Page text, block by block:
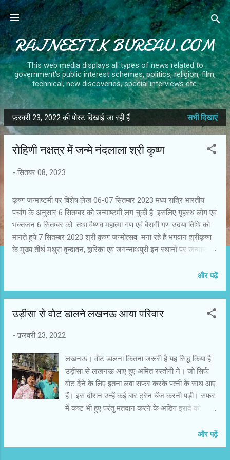
सीधे मुख्य सामग्री पर जाएं
RAJNEETIK BUREAU.COM
This web media displays all types of news related to
government's public interest schemes, politics, religion, film,
technical, new discoveries, special interviews etc.
सं
दे
फ़रवरी 23, 2022 की पोस्ट दिखाई जा रही हैं सभी दिखाएं
रोहिणी नक्षत्र में जन्मे नंदलाला श्री कृष्ण
- सितंबर 08, 2023
कृष्ण जन्माष्टमी पर विशेष लेख 06-07 सितम्बर 2023 मध्य रात्रि भारतीय
पचांग के अनुसार 6 सितम्बर को जन्माष्टमी लग चुकी है इसलिए गृहस्थ लोग एवं
भक्तजन 6 सितम्बर को तथा वैष्णव महात्मा गण एवं बैरागी गण उदया तिथि को
मानते हुये 7 सितम्बर 2023 श्री कृष्ण जन्मोत्सव मना रहे हैं भगवान श्रीकृष्ण
के मुख्य तीर्थ मथुरा वृन्दावन, द्वारिका एवं जगन्नाथपुरी इन स्थानों पर जन्माष्टमी
जन्म के समय मुख्य रूप से भादो मास के कृष्ण पक्ष अष्टमी तथा सूर्यदेव को सिंह
मनाया जाता है। वसुदेवसुतं देवं कंसचाणूरमर्दनम। देवकीपरमानन्दं कृष्णं वन्दे
जगद्गुरुम॥ यह मंत्र अपने आप में कृष्ण का पूरा परिचय देता है, कृष्ण वासुदेव के
हम सबके जगत के गुरू है उनको कोटिश नमन एवं अपने से जोड़े रखें।
आकर्षण है इसलिए कर्षति परमहंसानाम इति कृष्ण...
और पढ़ें
उड़ीसा से वोट डालने लखनऊ आया परिवार
- फ़रवरी 23, 2022
लखनऊ। वोट डालना कितना जरूरी है यह सिद्ध किया है
उड़ीसा से लखनऊ आए हुए अमित रस्तोगी ने। जो सिर्फ
वोट देने के लिए इतना लंबा सफर करके पत्नी के साथ आए
हैं। इस दौरान उन्हें कई बार ट्रेन चेंज करनी पड़ी। सफर
में कष्ट भी हुए परंतु मतदान करने के अडिग इरादे को
सरकार प्रशासन और लोग, सभी को वोट डालने के लिए
अनुरोध करते है। विज्ञापन पर पैसा खर्च किया जाता है और
और पढ़ें